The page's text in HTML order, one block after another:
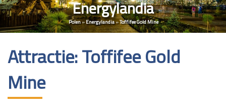
Energylandia
Polen»Energylandia»Toffifee Gold Mine
Attractie: Toffifee Gold
Mine